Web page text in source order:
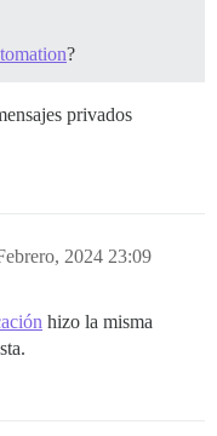
?
privados
2024 23:09
hizo la misma